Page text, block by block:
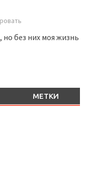
но без них моя жизнь
МЕТКИ